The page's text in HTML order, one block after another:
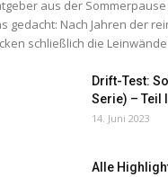
aus der
gedacht: Nach Jahren der
schließlich die Leinwände
Drift-Test:
Serie) – Teil
14. Juni 2023
Alle